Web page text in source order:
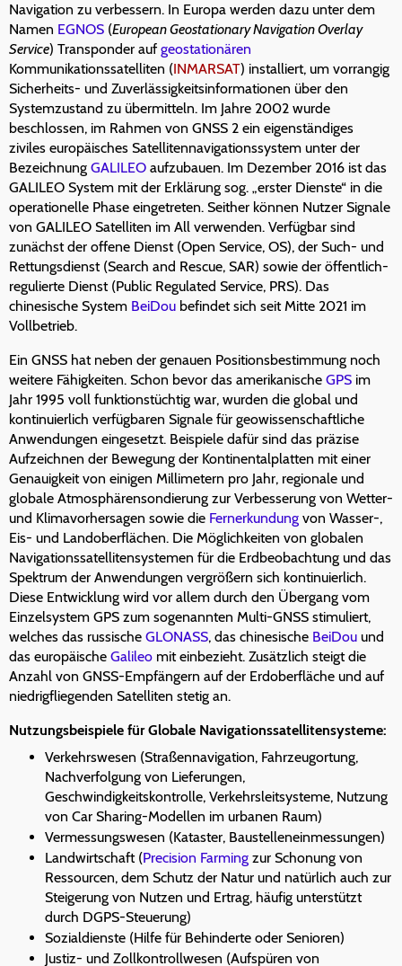
Navigation zu verbessern. In Europa werden dazu unter dem
Namen EGNOS (European Geostationary Navigation Overlay
Service) Transponder auf geostationären
Kommunikationssatelliten (INMARSAT) installiert, um vorrangig
Sicherheits- und Zuverlässigkeitsinformationen über den
Systemzustand zu übermitteln. Im Jahre 2002 wurde
beschlossen, im Rahmen von GNSS 2 ein eigenständiges
ziviles europäisches Satellitennavigationssystem unter der
Bezeichnung GALILEO aufzubauen. Im Dezember 2016 ist das
GALILEO System mit der Erklärung sog. „erster Dienste“ in die
operationelle Phase eingetreten. Seither können Nutzer Signale
von GALILEO Satelliten im All verwenden. Verfügbar sind
zunächst der offene Dienst (Open Service, OS), der Such- und
Rettungsdienst (Search and Rescue, SAR) sowie der öffentlich-
regulierte Dienst (Public Regulated Service, PRS). Das
chinesische System BeiDou befindet sich seit Mitte 2021 im
Vollbetrieb.
Ein GNSS hat neben der genauen Positionsbestimmung noch
weitere Fähigkeiten. Schon bevor das amerikanische GPS im
Jahr 1995 voll funktionstüchtig war, wurden die global und
kontinuierlich verfügbaren Signale für geowissenschaftliche
Anwendungen eingesetzt. Beispiele dafür sind das präzise
Aufzeichnen der Bewegung der Kontinentalplatten mit einer
Genauigkeit von einigen Millimetern pro Jahr, regionale und
globale Atmosphärensondierung zur Verbesserung von Wetter-
und Klimavorhersagen sowie die Fernerkundung von Wasser-,
Eis- und Landoberflächen. Die Möglichkeiten von globalen
Navigationssatellitensystemen für die Erdbeobachtung und das
Spektrum der Anwendungen vergrößern sich kontinuierlich.
Diese Entwicklung wird vor allem durch den Übergang vom
Einzelsystem GPS zum sogenannten Multi-GNSS stimuliert,
welches das russische GLONASS, das chinesische BeiDou und
das europäische Galileo mit einbezieht. Zusätzlich steigt die
Anzahl von GNSS-Empfängern auf der Erdoberfläche und auf
niedrigfliegenden Satelliten stetig an.
Nutzungsbeispiele für Globale Navigationssatellitensysteme:
Verkehrswesen (Straßennavigation, Fahrzeugortung,
Nachverfolgung von Lieferungen,
Geschwindigkeitskontrolle, Verkehrsleitsysteme, Nutzung
von Car Sharing-Modellen im urbanen Raum)
Vermessungswesen (Kataster, Baustelleneinmessungen)
Landwirtschaft (Precision Farming zur Schonung von
Ressourcen, dem Schutz der Natur und natürlich auch zur
Steigerung von Nutzen und Ertrag, häufig unterstützt
durch DGPS-Steuerung)
Sozialdienste (Hilfe für Behinderte oder Senioren)
Justiz- und Zollkontrollwesen (Aufspüren von